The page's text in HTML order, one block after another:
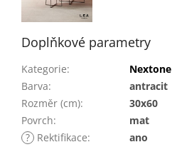
Doplňkové parametry
Kategorie:
Nextone
Barva:
antracit
Rozměr (cm):
30x60
Povrch:
mat
? Rektifikace:
ano